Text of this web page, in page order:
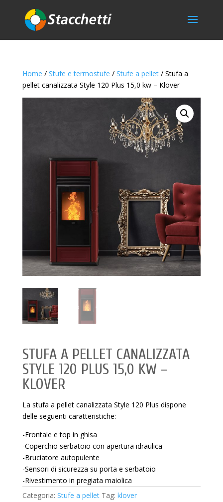
Home / Stufe e termostufe / Stufe a pellet/ Stufa a
pellet canalizzata Style 120 Plus 15,0 kw – Klover
STUFA A PELLET CANALIZZATA
STYLE 120 PLUS 15,0 KW –
KLOVER
La stufa a pellet canalizzata Style 120 Plus dispone
delle seguenti caratteristiche:
-Frontale e top in ghisa
-Coperchio serbatoio con apertura idraulica
-Bruciatore autopulente
-Sensori di sicurezza su porta e serbatoio
-Rivestimento in pregiata maiolica
Categoria: Stufe a pellet Tag: klover